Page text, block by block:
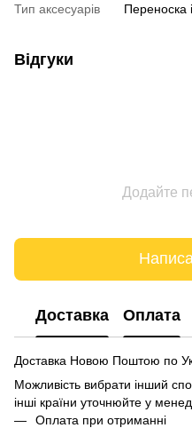
Тип аксесуарів Переноска
Відгуки
Додайте
Доставка Оплата
Доставка Новою Поштою по
Можливість вибрати інший
інші країни уточнюйте у
Оплата при отриманні